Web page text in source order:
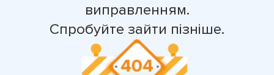
виправленням.
Спробуйте зайти пізніше.